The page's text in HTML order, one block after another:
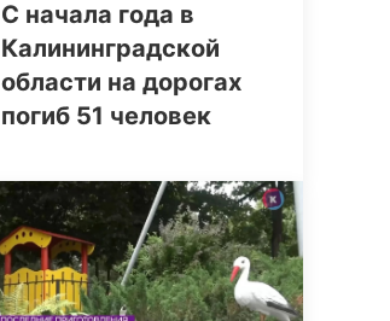
С начала года в
Калининградской
области на дорогах
погиб 51 человек